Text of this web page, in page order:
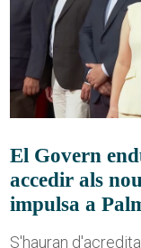
El Govern
accedir als
impulsa a
S'hauran